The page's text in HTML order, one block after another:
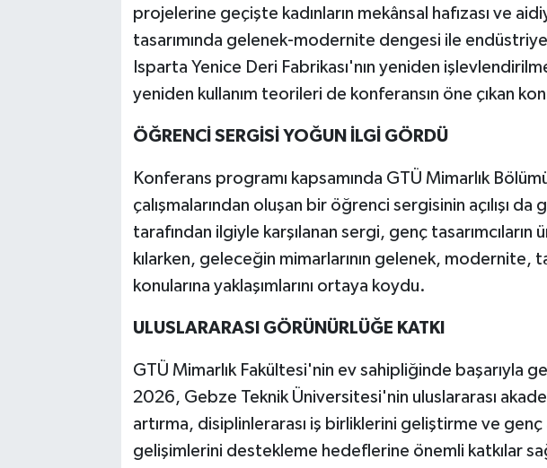
projelerine geçişte kadınların mekânsal hafızası ve
tasarımında gelenek-modernite dengesi ile
Isparta Yenice Deri Fabrikası'nın yeniden
yeniden kullanım teorileri de konferansın öne çıkan
ÖĞRENCİ SERGİSİ YOĞUN İLGİ GÖRDÜ
Konferans programı kapsamında GTÜ Mimarlık
çalışmalarından oluşan bir öğrenci sergisinin açılışı da
tarafından ilgiyle karşılanan sergi, genç
kılarken, geleceğin mimarlarının gelenek, modernite,
konularına yaklaşımlarını ortaya koydu.
ULUSLARARASI GÖRÜNÜRLÜĞE KATKI
GTÜ Mimarlık Fakültesi'nin ev sahipliğinde başarıyla
2026, Gebze Teknik Üniversitesi'nin uluslararası
artırma, disiplinlerarası iş birliklerini geliştirme ve genç
gelişimlerini destekleme hedeflerine önemli katkılar